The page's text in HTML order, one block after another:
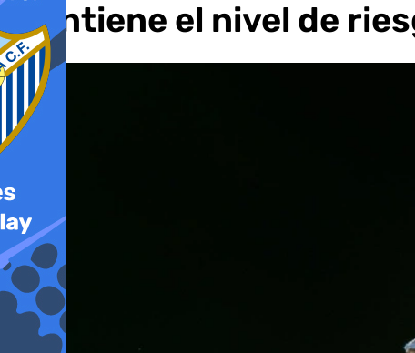
mantiene el nivel de